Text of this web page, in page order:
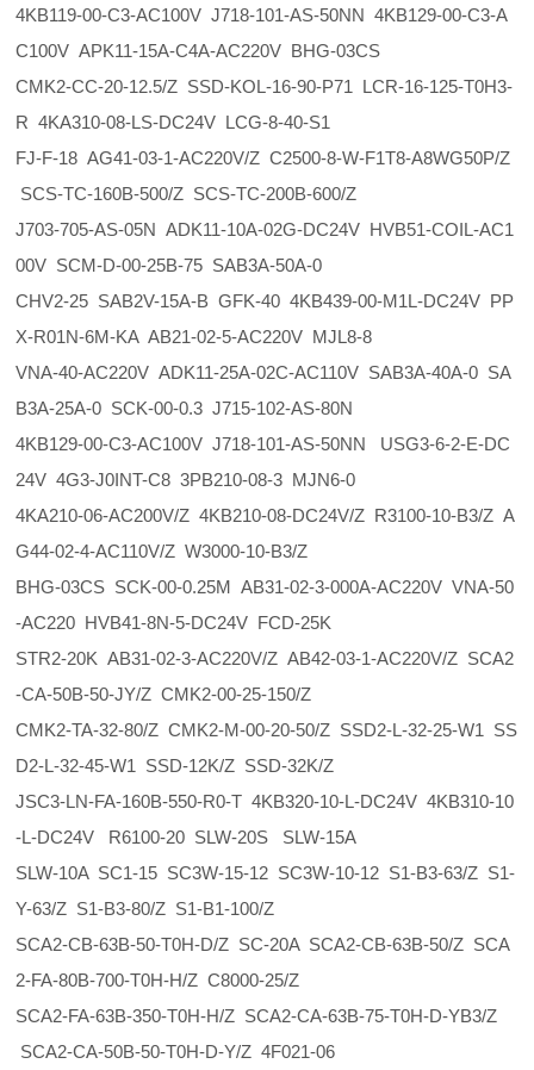
4KB119-00-C3-AC100V J718-101-AS-50NN 4KB129-00-C3-A
C100V APK11-15A-C4A-AC220V BHG-03CS
CMK2-CC-20-12.5/Z SSD-KOL-16-90-P71 LCR-16-125-T0H3-
R 4KA310-08-LS-DC24V LCG-8-40-S1
FJ-F-18 AG41-03-1-AC220V/Z C2500-8-W-F1T8-A8WG50P/Z
SCS-TC-160B-500/Z SCS-TC-200B-600/Z
J703-705-AS-05N ADK11-10A-02G-DC24V HVB51-COIL-AC1
00V SCM-D-00-25B-75 SAB3A-50A-0
CHV2-25 SAB2V-15A-B GFK-40 4KB439-00-M1L-DC24V PP
X-R01N-6M-KA AB21-02-5-AC220V MJL8-8
VNA-40-AC220V ADK11-25A-02C-AC110V SAB3A-40A-0 SA
B3A-25A-0 SCK-00-0.3 J715-102-AS-80N
4KB129-00-C3-AC100V J718-101-AS-50NN USG3-6-2-E-DC
24V 4G3-J0INT-C8 3PB210-08-3 MJN6-0
4KA210-06-AC200V/Z 4KB210-08-DC24V/Z R3100-10-B3/Z A
G44-02-4-AC110V/Z W3000-10-B3/Z
BHG-03CS SCK-00-0.25M AB31-02-3-000A-AC220V VNA-50
-AC220 HVB41-8N-5-DC24V FCD-25K
STR2-20K AB31-02-3-AC220V/Z AB42-03-1-AC220V/Z SCA2
-CA-50B-50-JY/Z CMK2-00-25-150/Z
CMK2-TA-32-80/Z CMK2-M-00-20-50/Z SSD2-L-32-25-W1 SS
D2-L-32-45-W1 SSD-12K/Z SSD-32K/Z
JSC3-LN-FA-160B-550-R0-T 4KB320-10-L-DC24V 4KB310-10
-L-DC24V R6100-20 SLW-20S SLW-15A
SLW-10A SC1-15 SC3W-15-12 SC3W-10-12 S1-B3-63/Z S1-
Y-63/Z S1-B3-80/Z S1-B1-100/Z
SCA2-CB-63B-50-T0H-D/Z SC-20A SCA2-CB-63B-50/Z SCA
2-FA-80B-700-T0H-H/Z C8000-25/Z
SCA2-FA-63B-350-T0H-H/Z SCA2-CA-63B-75-T0H-D-YB3/Z
SCA2-CA-50B-50-T0H-D-Y/Z 4F021-06